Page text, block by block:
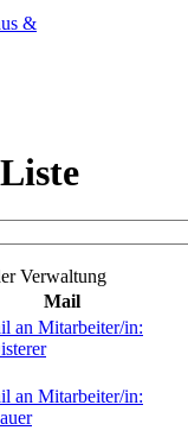
&
Verwaltung
Mail